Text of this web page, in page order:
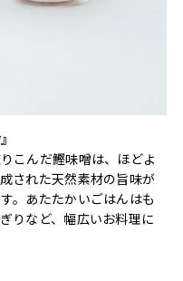
こんだ鰹味噌は、ほどよ
された天然素材の旨味が
。あたたかいごはんはも
りなど、幅広いお料理に